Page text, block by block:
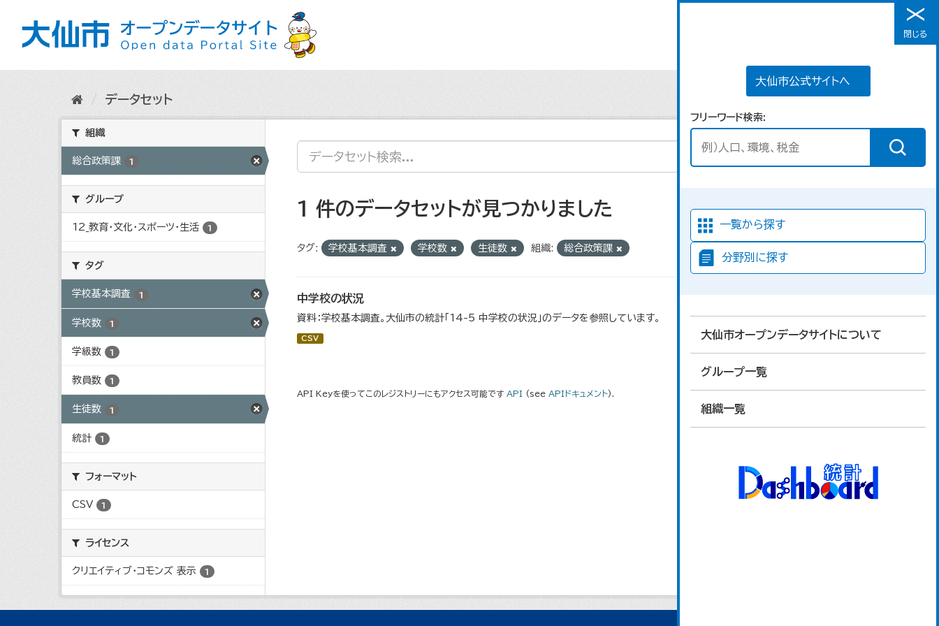
メニュー
大仙市公式サイトへ
フリーワード検索
一覧から探す
分野別に探す
大仙市オープンデータサイトについて
グループ一覧
組織一覧
閉じる
データセット
組織
総合政策課 1
グループ
12_教育・文化・スポーツ・生活 1
タグ
学校基本調査 1
学校数 1
学級数 1
教員数 1
生徒数 1
統計 1
フォーマット
CSV 1
ライセンス
クリエイティブ・コモンズ 表示 1
1 件のデータセットが見つかりました
タグ: 学校基本調査 学校数 生徒数 組織: 総合政策課
中学校の状況
資料：学校基本調査。大仙市の統計「14-5 中学校の状況」のデータを参照しています。
CSV
API Keyを使ってこのレジストリーにもアクセス可能です API (see APIドキュメント).